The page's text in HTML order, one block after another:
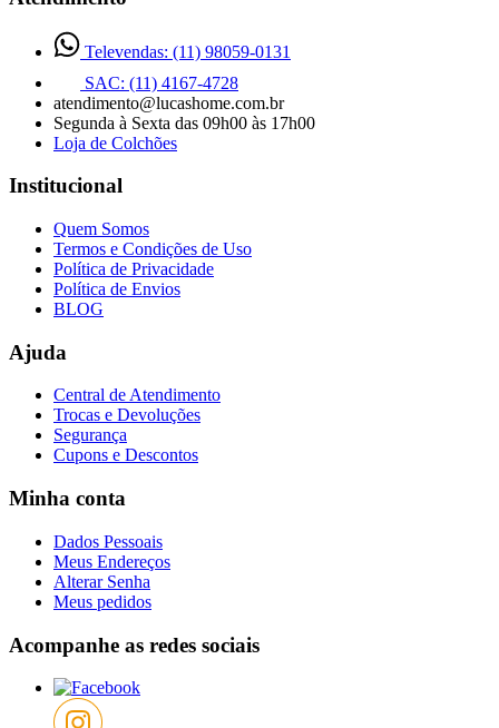
Televendas: (11) 98059-0131
SAC: (11) 4167-4728
atendimento@lucashome.com.br
Segunda à Sexta das 09h00 às 17h00
Loja de Colchões
Institucional
Quem Somos
Termos e Condições de Uso
Política de Privacidade
Política de Envios
BLOG
Ajuda
Central de Atendimento
Trocas e Devoluções
Segurança
Cupons e Descontos
Minha conta
Dados Pessoais
Meus Endereços
Alterar Senha
Meus pedidos
Acompanhe as redes sociais